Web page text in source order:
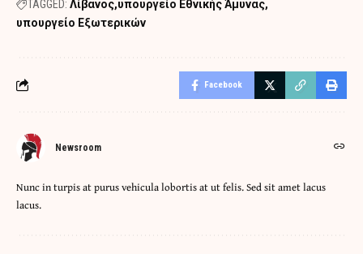
TAGGED: Λίβανος υπουργείο Εθνικής Άμυνας
υπουργείο Εξωτερικών
Facebook
Newsroom
Nunc in turpis at purus vehicula lobortis at ut felis. Sed sit amet lacus
lacus.